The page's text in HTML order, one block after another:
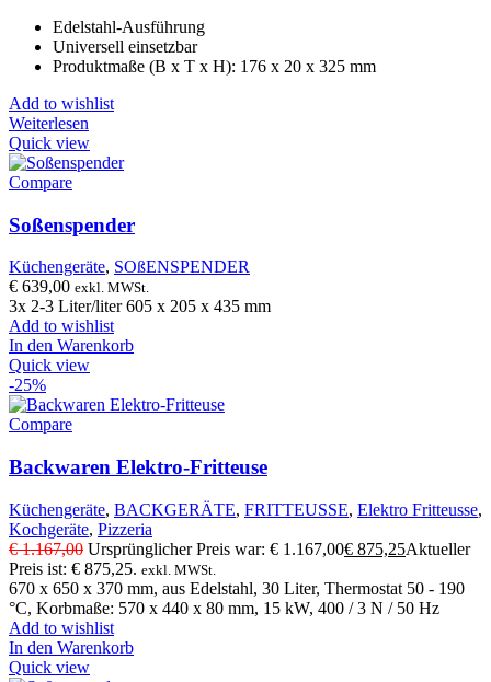
Edelstahl-Ausführung
Universell einsetzbar
Produktmaße (B x T x H): 176 x 20 x 325 mm
Add to wishlist
Weiterlesen
Quick view
Compare
Soßenspender
Küchengeräte, SOßENSPENDER
€ 639,00 exkl. MWSt.
3x 2-3 Liter/liter 605 x 205 x 435 mm
Add to wishlist
In den Warenkorb
Quick view
-25%
Compare
Backwaren Elektro-Fritteuse
Küchengeräte, BACKGERÄTE, FRITTEUSSE, Elektro Fritteusse,
Kochgeräte, Pizzeria
€1.167,00 Ursprünglicher Preis war: € 1.167,00€ 875,25Aktueller
Preis ist: € 875,25. exkl. MWSt.
670 x 650 x 370 mm, aus Edelstahl, 30 Liter, Thermostat 50 - 190
°C, Korbmaße: 570 x 440 x 80 mm, 15 kW, 400 / 3 N / 50 Hz
Add to wishlist
In den Warenkorb
Quick view